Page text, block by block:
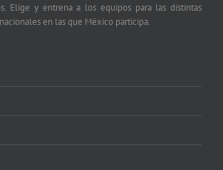
Elige y entrena a los equipos para las distintas
en las que México participa.